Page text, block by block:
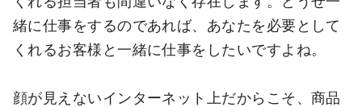
緒に仕事をするのであれば、あなたを必要として
くれるお客様と一緒に仕事をしたいですよね。
顔が見えないインターネット上だからこそ、商品